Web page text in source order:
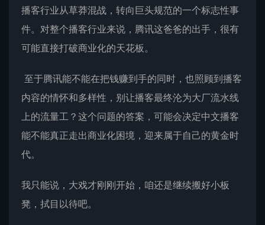
播客行业从草莽混战，转向巨头规范的一个标志性事
件。对整个播客行业来说，腾讯这爸爸的出手，很有
可能直接打破商业化的天花板。
至于腾讯能不能在把钱赚到手的同时，也照顾到播客
内容的情怀和多样性，别让播客最终沦为大厂流水线
上的流量工？这个问题的答案，可能会决定中文播客
能不能真正走出商业化困境，迎来属于自己的黄金时
代。
我只能说，大戏才刚刚开始，咱还是继续搬好小板
凳，拭目以待吧。